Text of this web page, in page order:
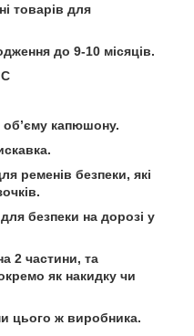
товарів для
до 9-10 місяців.
капюшону.
ременів безпеки, які
безпеки на дорозі у
2 частини, та
як накидку чи
цього ж виробника.